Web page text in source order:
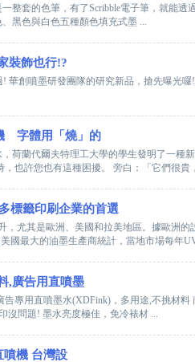
整套的色筆，有了Scribble電子筆，就能
黑色與白色五種顏色填充式墨 ...
裝飾也行!?
華創噴墨研發團隊的研究新品，搶先曝光
字體用「燒」的
荷蘭代爾夫特理工大學的學生發明了一種
也許您也有這種困擾。 旁白：「它們很貴
標籤印刷企業的首選
，尤其是歐洲、美國和拉美地區。據歐洲
國最大的油墨生產商統計，當地市場每年
,廣告用直噴墨
告專用直噴墨水(XDFink)，多用途,不挑材
沒問題! 墨水亮度極佳，免冷裱材 ...
噴機 台灣設